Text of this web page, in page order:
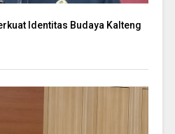
Identitas Budaya Kalteng